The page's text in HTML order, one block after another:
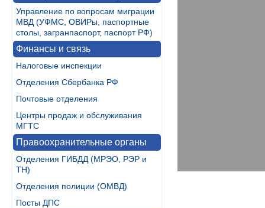
Управление по вопросам миграции
МВД (УФМС, ОВИРы, паспортные
столы, загранпаспорт, паспорт РФ)
Финансы и связь
Налоговые инспекции
Отделения Сбербанка РФ
Почтовые отделения
Центры продаж и обслуживания
МГТС
Правоохранительные органы
Отделения ГИБДД (МРЭО, РЭР и
ТН)
Отделения полиции (ОМВД)
Посты ДПС